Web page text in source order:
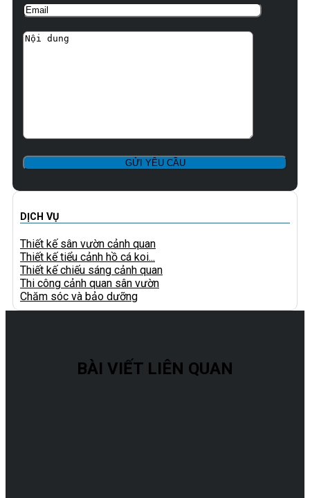
DỊCH VỤ
Thiết kế sân vườn cảnh quan
Thiết kế tiểu cảnh hồ cá koi...
Thiết kế chiếu sáng cảnh quan
Thi công cảnh quan sân vườn
Chăm sóc và bảo dưỡng
BÀI VIẾT LIÊN QUAN